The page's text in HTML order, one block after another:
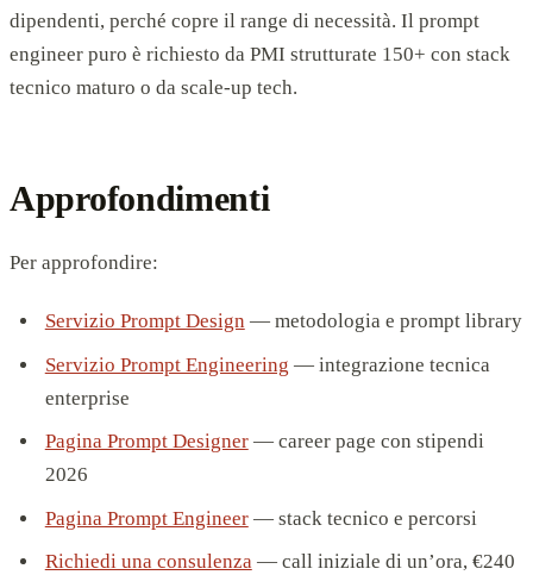
dipendenti, perché copre il range di necessità. Il prompt
engineer puro è richiesto da PMI strutturate 150+ con stack
tecnico maturo o da scale-up tech.
Approfondimenti
Per approfondire:
Servizio Prompt Design — metodologia e prompt library
Servizio Prompt Engineering — integrazione tecnica
enterprise
Pagina Prompt Designer— career page con stipendi
2026
Pagina Prompt Engineer— stack tecnico e percorsi
Richiedi una consulenza— call iniziale di un’ora, €240